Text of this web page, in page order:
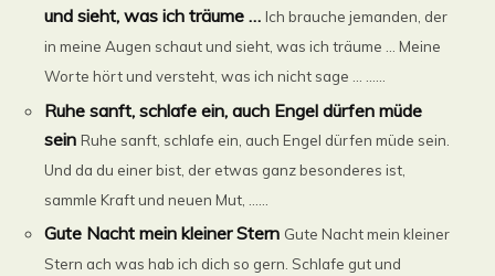
und sieht, was ich träume … Ich brauche jemanden, der
in meine Augen schaut und sieht, was ich träume … Meine
Worte hört und versteht, was ich nicht sage … ......
Ruhe sanft, schlafe ein, auch Engel dürfen müde
sein Ruhe sanft, schlafe ein, auch Engel dürfen müde sein.
Und da du einer bist, der etwas ganz besonderes ist,
sammle Kraft und neuen Mut, ......
Gute Nacht mein kleiner Stern Gute Nacht mein kleiner
Stern ach was hab ich dich so gern. Schlafe gut und